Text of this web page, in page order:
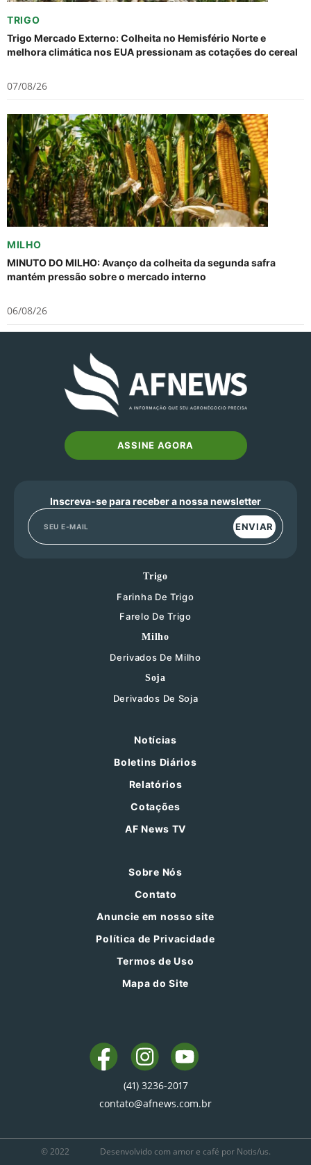
TRIGO
Trigo Mercado Externo: Colheita no Hemisfério Norte e
melhora climática nos EUA pressionam as cotações do cereal
07/08/26
MILHO
MINUTO DO MILHO: Avanço da colheita da segunda safra
mantém pressão sobre o mercado interno
06/08/26
ASSINE AGORA
Inscreva-se para receber a nossa newsletter
ENVIAR
Trigo
Farinha De Trigo
Farelo De Trigo
Milho
Derivados De Milho
Soja
Derivados De Soja
Notícias
Boletins Diários
Relatórios
Cotações
AF News TV
Sobre Nós
Contato
Anuncie em nosso site
Política de Privacidade
Termos de Uso
Mapa do Site
(41) 3236-2017
contato@afnews.com.br
© 2022 Desenvolvido com amor e café por Notis/us.